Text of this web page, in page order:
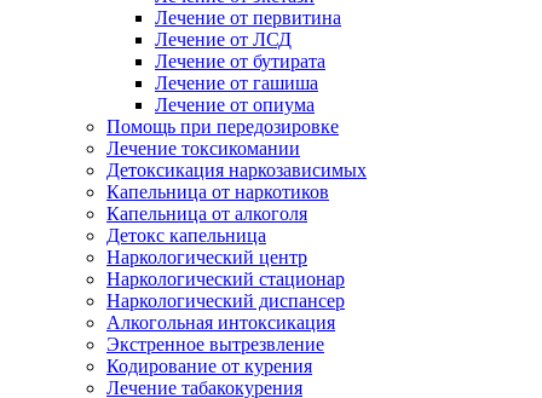
Лечение от первитина
Лечение от ЛСД
Лечение от бутирата
Лечение от гашиша
Лечение от опиума
Помощь при передозировке
Лечение токсикомании
Детоксикация наркозависимых
Капельница от наркотиков
Капельница от алкоголя
Детокс капельница
Наркологический центр
Наркологический стационар
Наркологический диспансер
Алкогольная интоксикация
Экстренное вытрезвление
Кодирование от курения
Лечение табакокурения